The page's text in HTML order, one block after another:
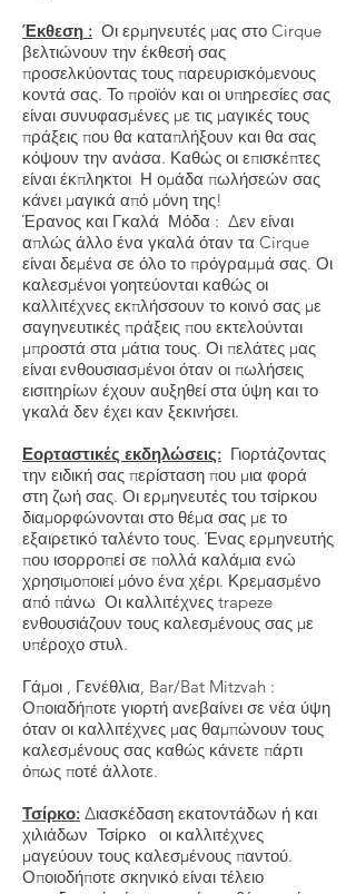
Έκθεση : Οι ερμηνευτές μας στο Cirque
βελτιώνουν την έκθεσή σας
προσελκύοντας τους παρευρισκόμενους
κοντά σας. Το προϊόν και οι υπηρεσίες σας
είναι συνυφασμένες με τις μαγικές τους
πράξεις που θα καταπλήξουν και θα σας
κόψουν την ανάσα. Καθώς οι επισκέπτες
είναι έκπληκτοι Η ομάδα πωλήσεών σας
κάνει μαγικά από μόνη της!
Έρανος και Γκαλά Μόδα : Δεν είναι
απλώς άλλο ένα γκαλά όταν τα Cirque
είναι δεμένα σε όλο το πρόγραμμά σας. Οι
καλεσμένοι γοητεύονται καθώς οι
καλλιτέχνες εκπλήσσουν το κοινό σας με
σαγηνευτικές πράξεις που εκτελούνται
μπροστά στα μάτια τους. Οι πελάτες μας
είναι ενθουσιασμένοι όταν οι πωλήσεις
εισιτηρίων έχουν αυξηθεί στα ύψη και το
γκαλά δεν έχει καν ξεκινήσει.
Εορταστικές εκδηλώσεις: Γιορτάζοντας
την ειδική σας περίσταση που μια φορά
στη ζωή σας. Οι ερμηνευτές του τσίρκου
διαμορφώνονται στο θέμα σας με το
εξαιρετικό ταλέντο τους. Ένας ερμηνευτής
που ισορροπεί σε πολλά καλάμια ενώ
χρησιμοποιεί μόνο ένα χέρι. Κρεμασμένο
από πάνω Οι καλλιτέχνες trapeze
ενθουσιάζουν τους καλεσμένους σας με
υπέροχο στυλ.
Γάμοι , Γενέθλια, Bar/Bat Mitzvah :
Οποιαδήποτε γιορτή ανεβαίνει σε νέα ύψη
όταν οι καλλιτέχνες μας θαμπώνουν τους
καλεσμένους σας καθώς κάνετε πάρτι
όπως ποτέ άλλοτε.
Τσίρκο: Διασκέδαση εκατοντάδων ή και
χιλιάδων Τσίρκο οι καλλιτέχνες
μαγεύουν τους καλεσμένους παντού.
Οποιοδήποτε σκηνικό είναι τέλειο